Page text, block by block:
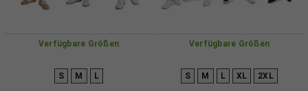
Verfügbare Größen
S M L
Verfügbare Größen
S M L XL 2XL